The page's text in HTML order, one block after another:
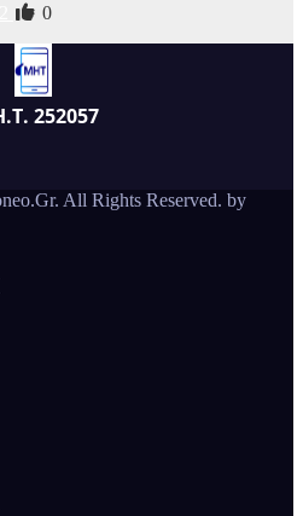
0
252057
All Rights Reserved. by